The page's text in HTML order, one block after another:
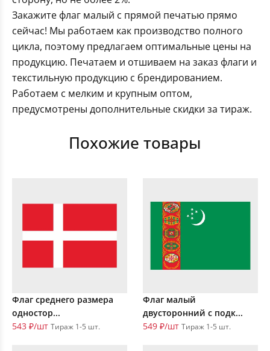
Закажите флаг малый с прямой печатью прямо
сейчас! Мы работаем как производство полного
цикла, поэтому предлагаем оптимальные цены на
продукцию. Печатаем и отшиваем на заказ флаги и
текстильную продукцию с брендированием.
Работаем с мелким и крупным оптом,
предусмотрены дополнительные скидки за тираж.
Похожие товары
Флаг среднего размера
одностор...
543 ₽/шт Тираж 1-5 шт.
Флаг малый
двусторонний с подк...
549 ₽/шт Тираж 1-5 шт.